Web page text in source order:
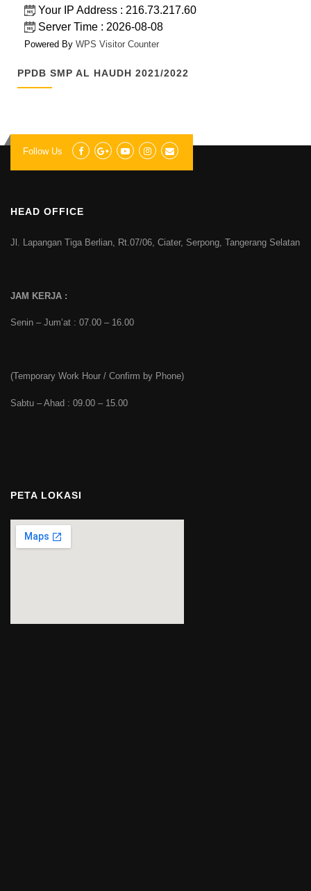
Your IP Address : 216.73.217.60
Server Time : 2026-08-08
Powered By WPS Visitor Counter
PPDB SMP AL HAUDH 2021/2022
Follow Us
HEAD OFFICE
Jl. Lapangan Tiga Berlian, Rt.07/06, Ciater, Serpong, Tangerang Selatan
JAM KERJA :
Senin – Jum’at : 07.00 – 16.00
(Temporary Work Hour / Confirm by Phone)
Sabtu – Ahad : 09.00 – 15.00
PETA LOKASI